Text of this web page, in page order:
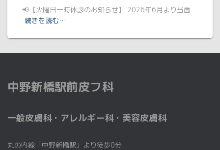
📢【火曜日一時休診のお知らせ】 2026年6月より当面
続きを読む…
中野新橋駅前皮フ科
一般皮膚科・アレルギー科・美容皮膚科
丸の内線「中野新橋駅」より徒歩0分